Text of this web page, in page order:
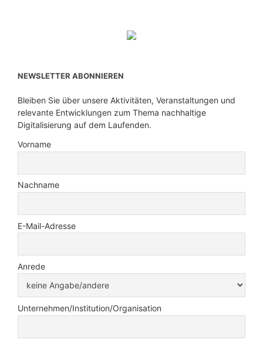
NEWSLETTER ABONNIEREN
Bleiben Sie über unsere Aktivitäten, Veranstaltungen und
relevante Entwicklungen zum Thema nachhaltige
Digitalisierung auf dem Laufenden.
Vorname
Nachname
E-Mail-Adresse
Anrede
Unternehmen/Institution/Organisation